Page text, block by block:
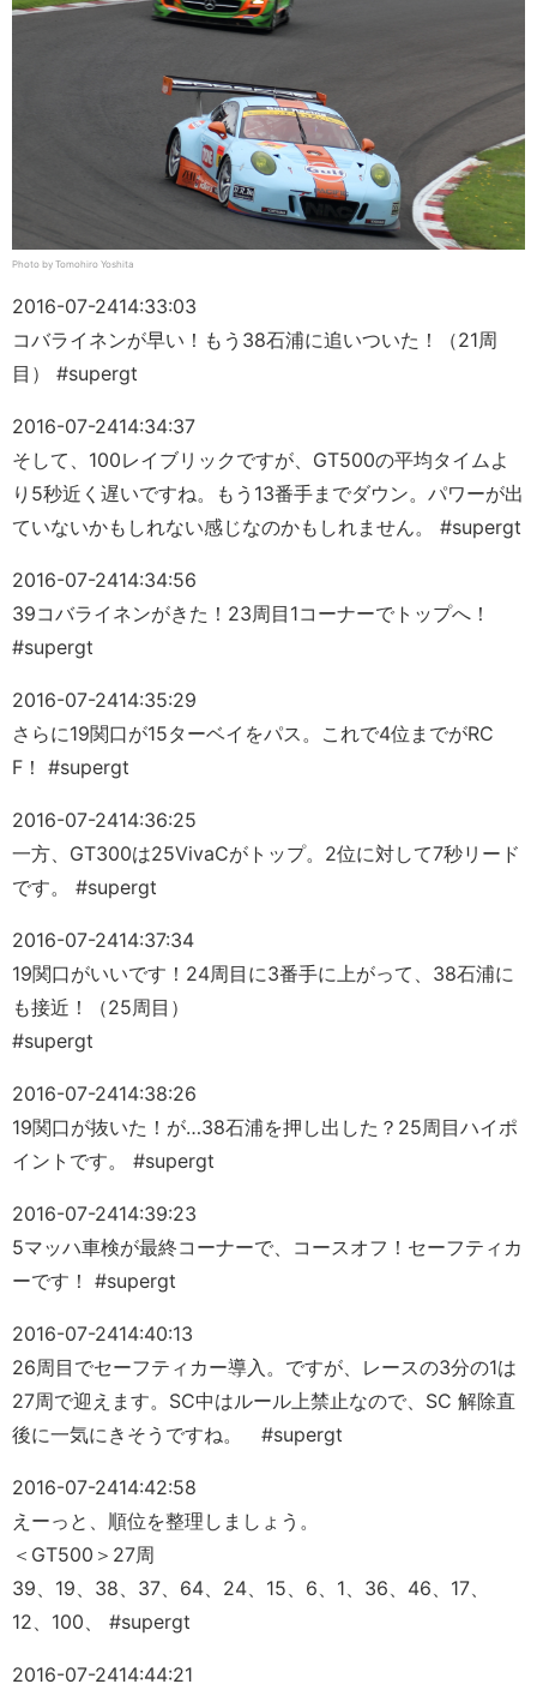
Photo by Tomohiro Yoshita
2016-07-2414:33:03
コバライネンが早い！もう38石浦に追いついた！（21周
目） #supergt
2016-07-2414:34:37
そして、100レイブリックですが、GT500の平均タイムよ
り5秒近く遅いですね。もう13番手までダウン。パワーが出
ていないかもしれない感じなのかもしれません。 #supergt
2016-07-2414:34:56
39コバライネンがきた！23周目1コーナーでトップへ！
#supergt
2016-07-2414:35:29
さらに19関口が15ターベイをパス。これで4位までがRC
F！ #supergt
2016-07-2414:36:25
一方、GT300は25VivaCがトップ。2位に対して7秒リード
です。 #supergt
2016-07-2414:37:34
19関口がいいです！24周目に3番手に上がって、38石浦に
も接近！（25周目）
#supergt
2016-07-2414:38:26
19関口が抜いた！が…38石浦を押し出した？25周目ハイポ
イントです。 #supergt
2016-07-2414:39:23
5マッハ車検が最終コーナーで、コースオフ！セーフティカ
ーです！ #supergt
2016-07-2414:40:13
26周目でセーフティカー導入。ですが、レースの3分の1は
27周で迎えます。SC中はルール上禁止なので、SC 解除直
後に一気にきそうですね。 #supergt
2016-07-2414:42:58
えーっと、順位を整理しましょう。
＜GT500＞27周
39、19、38、37、64、24、15、6、1、36、46、17、
12、100、 #supergt
2016-07-2414:44:21